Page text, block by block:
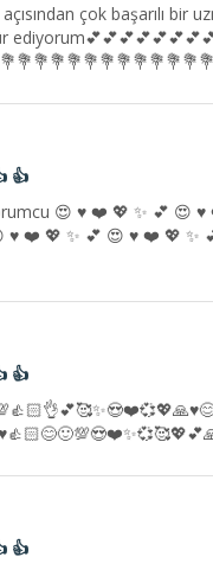
çok başarılı bir
👍
😍 ♥️ ❤️ 💖 ✨️ 💕 😍
♥️ ❤️ 💖 ✨️ 💕 😍 ♥️ ❤️ 💖
👍
👍